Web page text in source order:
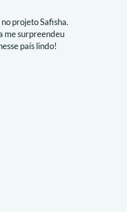
projeto Safisha.
me surpreendeu
país lindo!